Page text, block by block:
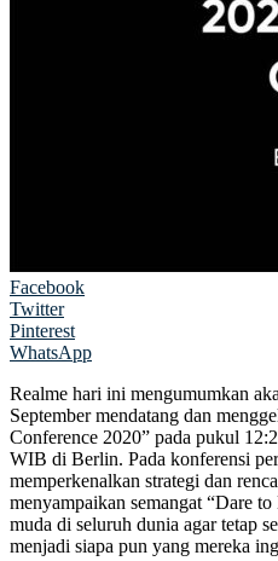
Facebook
Twitter
Pinterest
WhatsApp
Realme hari ini mengumumkan
September mendatang dan
Conference 2020” pada pukul
WIB di Berlin. Pada konferensi
memperkenalkan strategi dan
menyampaikan semangat “Dare
muda di seluruh dunia agar tetap
menjadi siapa pun yang mereka